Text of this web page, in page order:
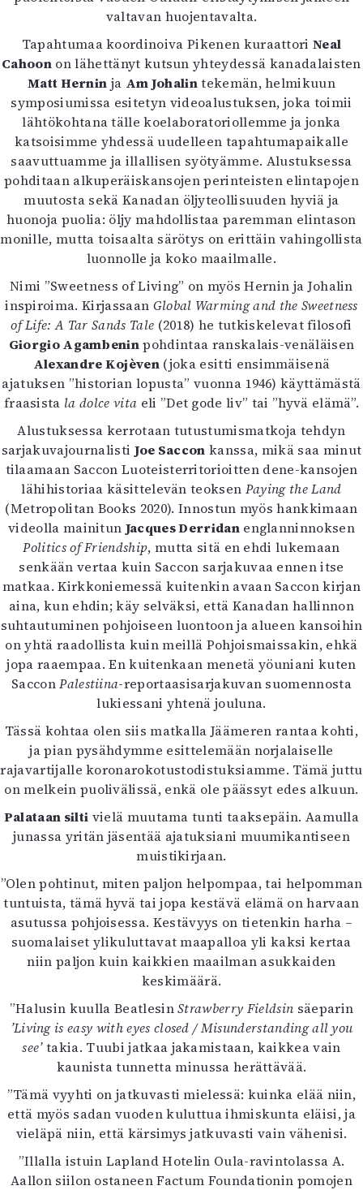
valtavan huojentavalta.
Tapahtumaa koordinoiva Pikenen kuraattoriNeal
Cahoon on lähettänyt kutsun yhteydessä kanadalaisten
Matt Hernin ja Am Johalintekemän, helmikuun
symposiumissa esitetyn videoalustuksen, joka toimii
lähtökohtana tälle koelaboratoriollemme ja jonka
katsoisimme yhdessä uudelleen tapahtumapaikalle
saavuttuamme ja illallisen syötyämme. Alustuksessa
pohditaan alkuperäiskansojen perinteisten elintapojen
muutosta sekä Kanadan öljyteollisuuden hyviä ja
huonoja puolia: öljy mahdollistaa paremman elintason
monille, mutta toisaalta särötys on erittäin vahingollista
luonnolle ja koko maailmalle.
Nimi ”Sweetness of Living” on myös Hernin ja Johalin
inspiroima. Kirjassaan Global Warming and the Sweetness
of Life: A Tar Sands Tale (2018) he tutkiskelevat filosofi
Giorgio Agambeninpohdintaa ranskalais-venäläisen
Alexandre Kojèven (joka esitti ensimmäisenä
ajatuksen ”historian lopusta” vuonna 1946) käyttämästä
fraasista la dolce vita eli ”Det gode liv” tai ”hyvä elämä”.
Alustuksessa kerrotaan tutustumismatkoja tehdyn
sarjakuvajournalisti Joe Saccon kanssa, mikä saa minut
tilaamaan Saccon Luoteisterritorioitten dene-kansojen
lähihistoriaa käsittelevän teoksen Paying the Land
(Metropolitan Books 2020). Innostun myös hankkimaan
videolla mainitun Jacques Derridanenglanninnoksen
Politics of Friendship, mutta sitä en ehdi lukemaan
senkään vertaa kuin Saccon sarjakuvaa ennen itse
matkaa. Kirkkoniemessä kuitenkin avaan Saccon kirjan
aina, kun ehdin; käy selväksi, että Kanadan hallinnon
suhtautuminen pohjoiseen luontoon ja alueen kansoihin
on yhtä raadollista kuin meillä Pohjoismaissakin, ehkä
jopa raaempaa. En kuitenkaan menetä yöuniani kuten
SacconPalestiina-reportaasisarjakuvan suomennosta
lukiessani yhtenä jouluna.
Tässä kohtaa olen siis matkalla Jäämeren rantaa kohti,
ja pian pysähdymme esittelemään norjalaiselle
rajavartijalle koronarokotustodistuksiamme. Tämä juttu
on melkein puolivälissä, enkä ole päässyt edes alkuun.
Palataan silti vielä muutama tunti taaksepäin. Aamulla
junassa yritän jäsentää ajatuksiani muumikantiseen
muistikirjaan.
”Olen pohtinut, miten paljon helpompaa, tai helpomman
tuntuista, tämä hyvä tai jopa kestävä elämä on harvaan
asutussa pohjoisessa. Kestävyys on tietenkin harha –
suomalaiset ylikuluttavat maapalloa yli kaksi kertaa
niin paljon kuin kaikkien maailman asukkaiden
keskimäärä.
”Halusin kuulla BeatlesinStrawberry Fieldsin säeparin
’Living is easy with eyes closed / Misunderstanding all you
see’takia. Tuubijatkaa jakamistaan, kaikkea vain
kaunista tunnetta minussa herättävää.
”Tämä vyyhti on jatkuvasti mielessä: kuinka elää niin,
että myös sadan vuoden kuluttua ihmiskunta eläisi, ja
vieläpä niin, että kärsimys jatkuvasti vain vähenisi.
”Illalla istuin Lapland Hotelin Oula-ravintolassa A.
Aallon siilon ostaneen Factum Foundationin pomojen